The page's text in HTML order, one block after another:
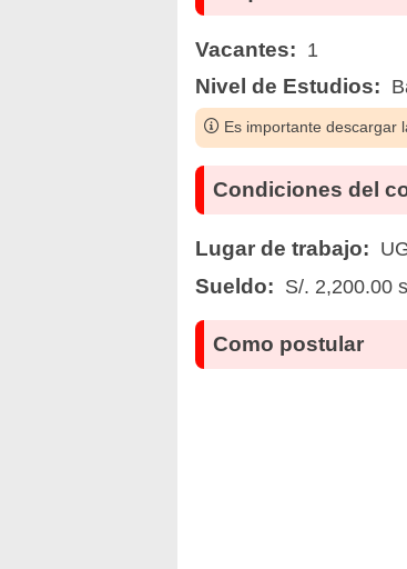
Vacantes: 1
Nivel de Estudios:
Es importante descargar
Condiciones del
Lugar de trabajo:
Sueldo: S/. 2,200.00
Como postular